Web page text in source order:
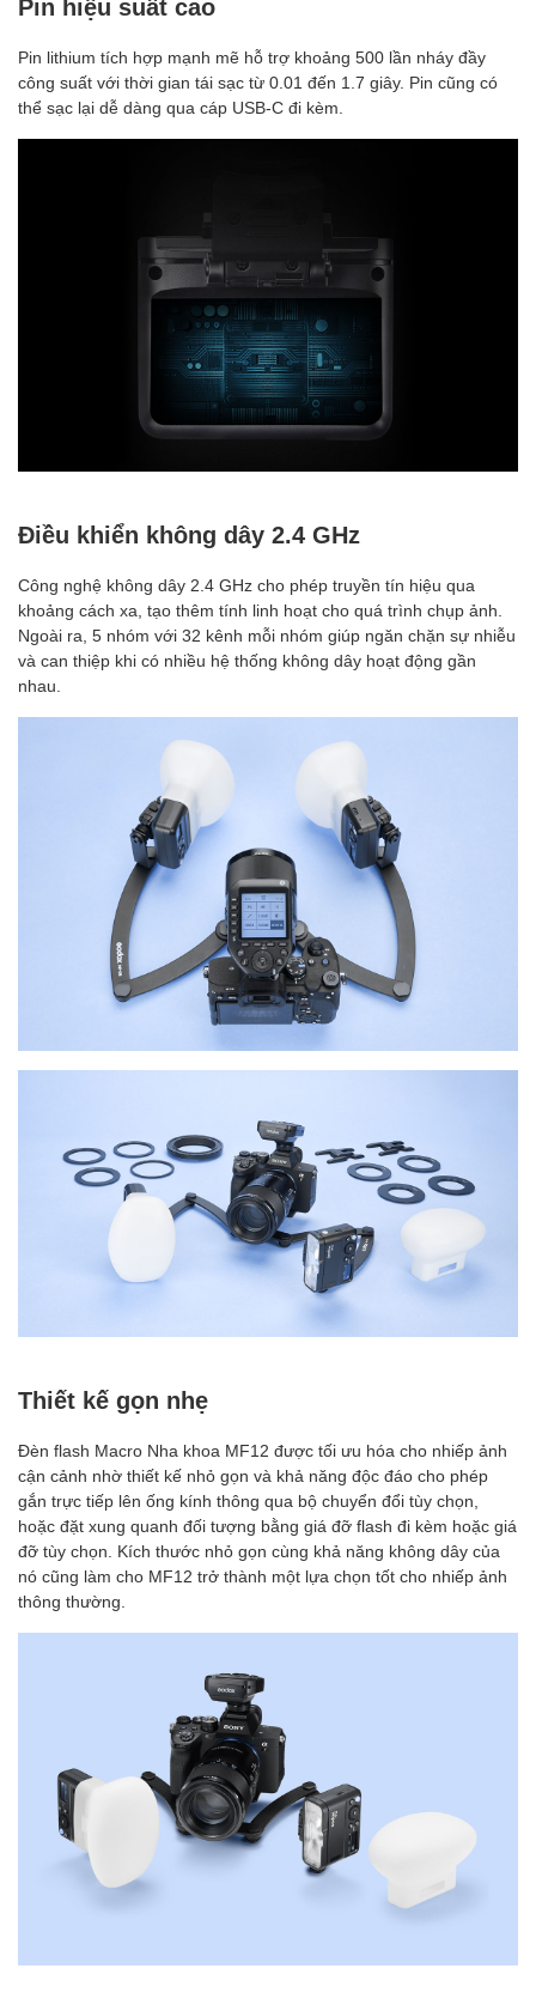
Pin lithium tích hợp mạnh mẽ hỗ trợ khoảng 500 lần nháy đầy
công suất với thời gian tái sạc từ 0.01 đến 1.7 giây. Pin cũng có
thể sạc lại dễ dàng qua cáp USB-C đi kèm.
Điều khiển không dây 2.4 GHz
Công nghệ không dây 2.4 GHz cho phép truyền tín hiệu qua
khoảng cách xa, tạo thêm tính linh hoạt cho quá trình chụp ảnh.
Ngoài ra, 5 nhóm với 32 kênh mỗi nhóm giúp ngăn chặn sự nhiễu
và can thiệp khi có nhiều hệ thống không dây hoạt động gần
nhau.
Thiết kế gọn nhẹ
Đèn flash Macro Nha khoa MF12 được tối ưu hóa cho nhiếp ảnh
cận cảnh nhờ thiết kế nhỏ gọn và khả năng độc đáo cho phép
gắn trực tiếp lên ống kính thông qua bộ chuyển đổi tùy chọn,
hoặc đặt xung quanh đối tượng bằng giá đỡ flash đi kèm hoặc giá
đỡ tùy chọn. Kích thước nhỏ gọn cùng khả năng không dây của
nó cũng làm cho MF12 trở thành một lựa chọn tốt cho nhiếp ảnh
thông thường.